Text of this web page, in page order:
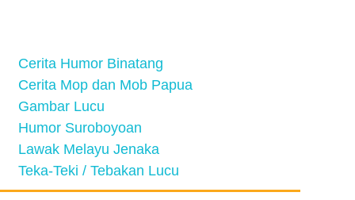
Cerita Humor Binatang
Cerita Mop dan Mob Papua
Gambar Lucu
Humor Suroboyoan
Lawak Melayu Jenaka
Teka-Teki / Tebakan Lucu